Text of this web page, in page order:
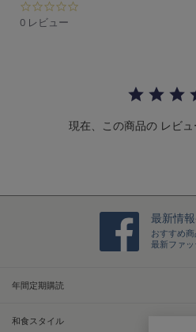
i
0 レビュー
現在、この商品の レビュ
最新情報
おすすめ
最新ファ
年間定期購読
和食スタイル